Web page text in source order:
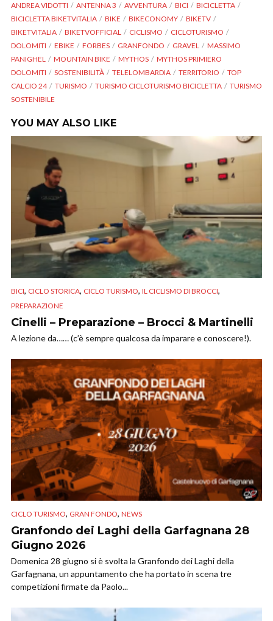
ANDREA VIDOTTI ANTENNA 3 AVVENTURA BICI
BICICLETTA
BICICLETTA BIKETVITALIA
BIKE BIKECONOMY
BIKETV
BIKETVITALIA
BIKETVOFFICIAL CICLISMO
CICLOTURISMO
DOLOMITI
EBIKE FORBES GRANFONDO GRAVEL
MASSIMO
PANIGHEL
MOUNTAIN BIKE MYTHOS
MYTHOS PRIMIERO
DOLOMITI
SOSTENIBILITÀ TELELOMBARDIA TERRITORIO
TOP
CALCIO 24
TURISMO TURISMO CICLOTURISMO BICICLETTA
TURISMO
SOSTENIBILE
YOU MAY ALSO LIKE
BICI, CICLO STORICA, CICLO TURISMO, IL CICLISMO DI BROCCI,
PREPARAZIONE
Cinelli – Preparazione – Brocci & Martinelli
A lezione da…… (c’è sempre qualcosa da imparare e conoscere!).
CICLO TURISMO, GRAN FONDO, NEWS
Granfondo dei Laghi della Garfagnana 28
Giugno 2026
Domenica 28 giugno si è svolta la Granfondo dei Laghi della
Garfagnana, un appuntamento che ha portato in scena tre
competizioni firmate da Paolo...